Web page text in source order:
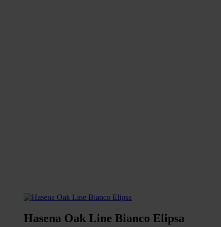
Hasena Oak Line Bianco Elipsa